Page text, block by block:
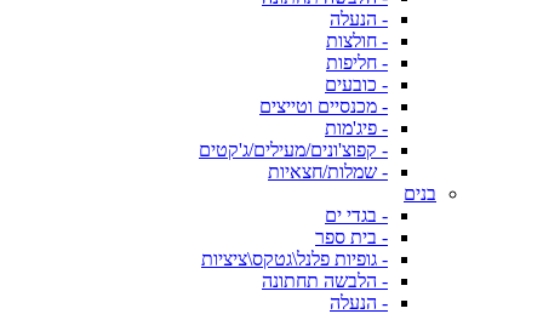
- הנעלה
- חולצות
- חליפות
- כובעים
- מכנסיים וטייצים
- פיג'מות
- קפוצ'ונים/מעילים/ג'קטים
- שמלות/חצאיות
בנים
- בגדי ים
- בית ספר
- גופיות פלנל\גטקס\ציציות
- הלבשה תחתונה
- הנעלה